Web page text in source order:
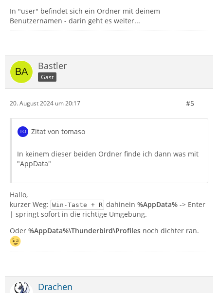
In "user" befindet sich ein Ordner mit deinem
Benutzernamen - darin geht es weiter...
Bastler
Gast
20. August 2024 um 20:17 #5
Zitat von tomaso
In keinem dieser beiden Ordner finde ich dann was mit
"AppData"
Hallo,
kurzer Weg: Win-Taste + R dahinein %AppData%-> Enter
| springt sofort in die richtige Umgebung.
Oder %AppData%\Thunderbird\Profiles noch dichter ran.
Drachen